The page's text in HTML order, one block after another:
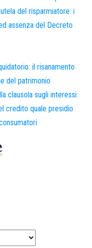
del risparmiatore: i
assenza del Decreto
il risanamento
del patrimonio
clausola sugli interessi:
credito quale presidio